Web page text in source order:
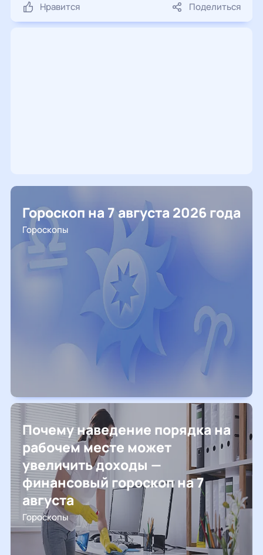
Нравится Поделиться
Гороскоп на 7 августа 2026 года
Гороскопы
Почему наведение порядка на
рабочем месте может
увеличить доходы —
финансовый гороскоп на 7
августа
Гороскопы